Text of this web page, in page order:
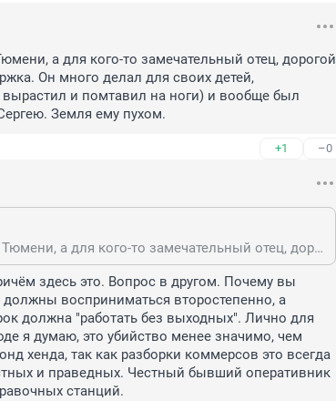
а для кого-то замечательный отец, дорогой
Он много делал для своих детей,
и помтавил на ноги) и вообще был
Земля ему пухом.
+1 –0
Для вас это обычный гражданин Тюмени, а для кого-то замечательный отец, дорогой и близкий человек, опора и поддержка. Он много делал для своих детей, племянников (которых по сути он вырастил и помтавил на ноги) и вообще был хороший человек. Вечная память Сергею. Земля ему пухом.
здесь это. Вопрос в другом. Почему вы
должны восприниматься второстепенно, а
должна "работать без выходных". Лично для
я думаю, это убийство менее значимо, чем
хенда, так как разборки коммерсов это всегда
и праведных. Честный бывший оперативник
станций.